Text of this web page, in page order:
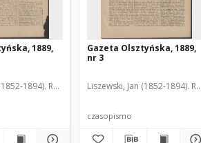
1889,
1894). Red.
Gazeta Olsztyńska, 1889,
nr 3
Liszewski, Jan (1852-1894).
czasopismo